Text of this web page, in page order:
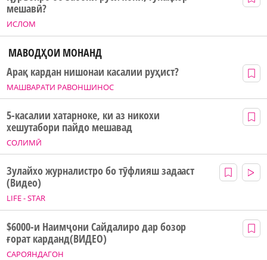
ИСЛОМ
мешавӣ?
МАВОДҲОИ МОНАНД
МАШВАРАТИ РАВОНШИНОС
Арақ кардан нишонаи касалии руҳист?
СОЛИМӢ
5-касалии хатарноке, ки аз никохи
хешутабори пайдо мешавад
LIFE - STAR
Зулайхо журналистро бо тӯфлияш задааст
(Видео)
САРОЯНДАГОН
$6000-и Наимҷони Сайдалиро дар бозор
ғорат карданд(ВИДЕО)